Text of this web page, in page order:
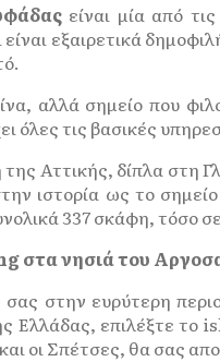
είναι μία από
είναι εξαιρετικά
αλλά σημείο που
όλες τις βασικές
Αττικής, δίπλα στη
ιστορία ως το
337 σκάφη, τόσο
στα νησιά του
σας στην ευρύτερη
Ελλάδας, επιλέξτε το
οι Σπέτσες, θα σας